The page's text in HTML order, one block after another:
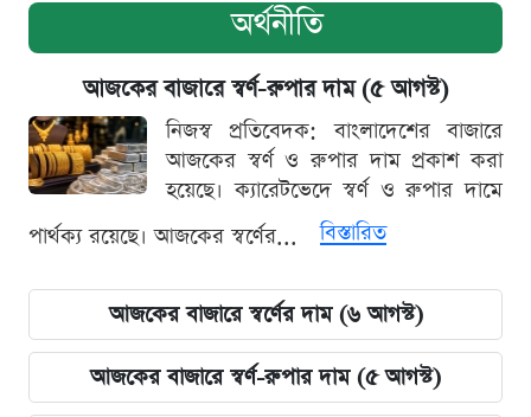
অর্থনীতি
আজকের বাজারে স্বর্ণ-রুপার দাম (৫ আগস্ট)
নিজস্ব প্রতিবেদক: বাংলাদেশের বাজারে
আজকের স্বর্ণ ও রুপার দাম প্রকাশ করা
হয়েছে। ক্যারেটভেদে স্বর্ণ ও রুপার দামে
পার্থক্য রয়েছে। আজকের স্বর্ণের...
বিস্তারিত
আজকের বাজারে স্বর্ণের দাম (৬ আগস্ট)
আজকের বাজারে স্বর্ণ-রুপার দাম (৫ আগস্ট)